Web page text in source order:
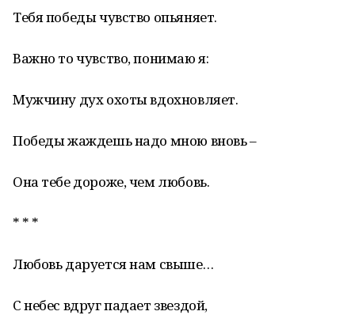
Тебя победы чувство опьяняет.
Важно то чувство, понимаю я:
Мужчину дух охоты вдохновляет.
Победы жаждешь надо мною вновь –
Она тебе дороже, чем любовь.
* * *
Любовь даруется нам свыше…
С небес вдруг падает звездой,